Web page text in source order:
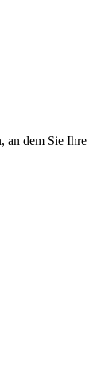
an dem Sie Ihre